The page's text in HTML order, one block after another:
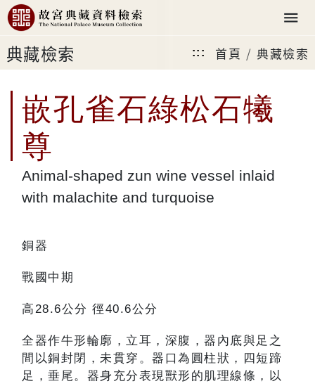
典藏檢索 ::: 首頁 典藏檢索
嵌孔雀石綠松石犧
尊
Animal-shaped zun wine vessel inlaid
with malachite and turquoise
銅器
戰國中期
高28.6公分 徑40.6公分
全器作牛形輪廓，立耳，深腹，器內底與足之
間以銅封閉，未貫穿。器口為圓柱狀，四短蹄
足，垂尾。器身充分表現獸形的肌理線條，以